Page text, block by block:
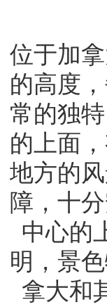
位于加
的高度
常的独
的上面
地方的
障，十
中心的
明，景
拿大和